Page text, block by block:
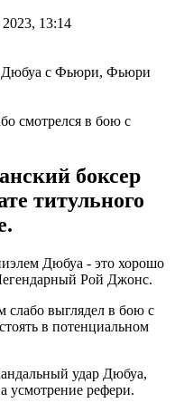
13:14
смотрелся в бою с
боксер
титульного
Дюбуа - это хорошо
Рой Джонс.
выглядел в бою с
в потенциальном
удар Дюбуа,
усмотрение рефери.